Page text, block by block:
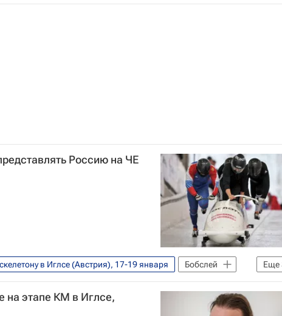
игры Спорт
Бобслей
Россию на ЧЕ
Еще
в Иглсе (Австрия), 17-19 января
Бобслей
по бобслею Алексей Горлачёв
на этапе КМ в Иглсе,